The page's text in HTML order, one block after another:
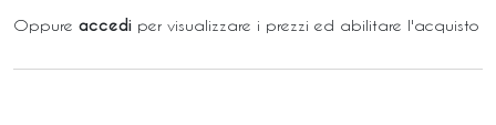
Oppure accedi per visualizzare i prezzi ed abilitare l'acquisto